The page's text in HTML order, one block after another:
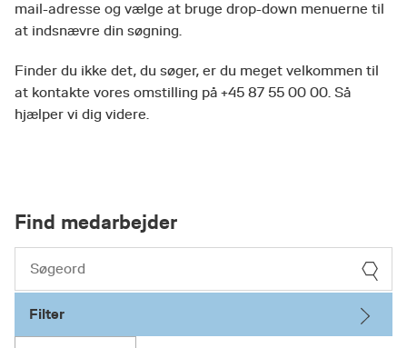
mail-adresse og vælge at bruge drop-down menuerne til
at indsnævre din søgning.
Finder du ikke det, du søger, er du meget velkommen til
at kontakte vores omstilling på +45 87 55 00 00. Så
hjælper vi dig videre.
Find medarbejder
Filter